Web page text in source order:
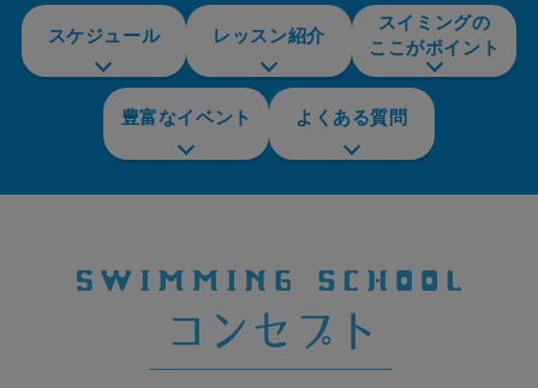
スケジュール レッスン紹介
スイミングの
ここがポイント
豊富なイベント よくある質問